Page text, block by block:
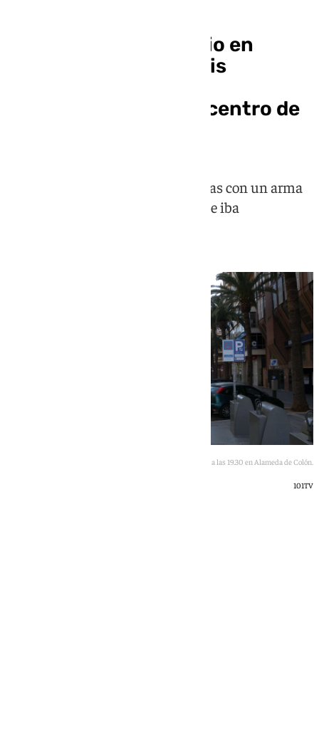
Tentativa de homicidio en
Alameda de Colón: seis
apuñalamiento en el centro de
La víctima sufrió varias cuchilladas con un arma
blanca por parte de un hombre que iba
El apuñalamiento tuvo lugar este miércoles a las 19.30 en Alameda de Colón.
101TV